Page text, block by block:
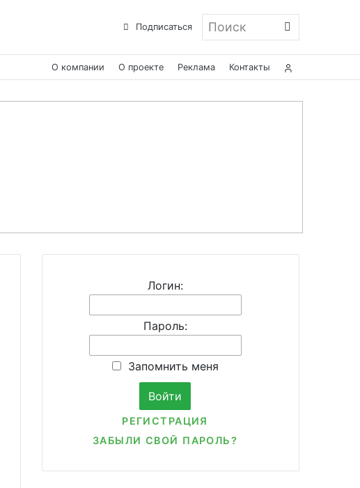
Подписаться Поиск
О компании О проекте Реклама Контакты
Логин:
Пароль:
Запомнить меня
РЕГИСТРАЦИЯ
ЗАБЫЛИ СВОЙ ПАРОЛЬ?